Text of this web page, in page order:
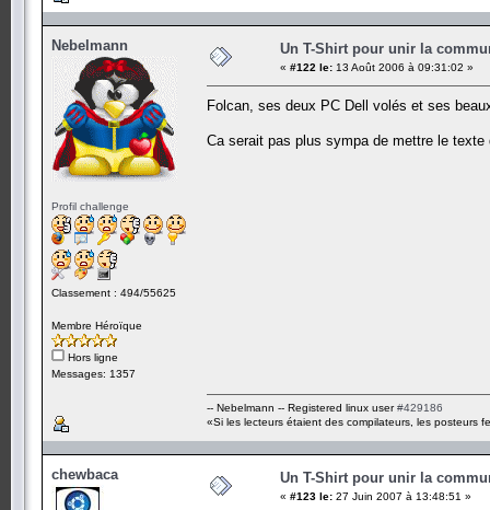
Nebelmann
Profil challenge
Classement : 494/55625
Membre Héroïque
Hors ligne
Messages: 1357
Un T-Shirt pour unir la
« #122 le: 13 Août 2006 à 09:31:02 »
Folcan, ses deux PC Dell volés et ses
Ca serait pas plus sympa de mettre le
-- Nebelmann -- Registered linux user#429186
«Si les lecteurs étaient des compilateurs, les posteurs
chewbaca Un T-Shirt pour unir la
« #123 le: 27 Juin 2007 à 13:48:51 »